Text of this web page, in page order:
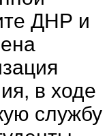
ДНР и
в ходе
службу